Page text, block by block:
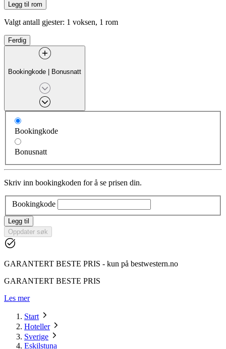
Legg til rom
Valgt antall gjester: 1 voksen, 1 rom
Ferdig
Bookingkode | Bonusnatt
Bookingkode
Bonusnatt
Skriv inn bookingkoden for å se prisen din.
Bookingkode
Legg til
Oppdater søk
GARANTERT BESTE PRIS - kun på bestwestern.no
GARANTERT BESTE PRIS
Les mer
Start
Hoteller
Sverige
Eskilstuna